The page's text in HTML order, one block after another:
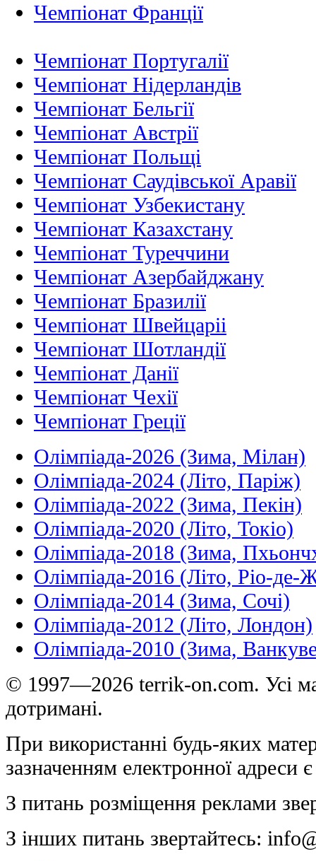
Чемпіонат Франції
Чемпіонат Португалії
Чемпіонат Нідерландiв
Чемпіонат Бельгії
Чемпіонат Австрії
Чемпіонат Польщі
Чемпіонат Саудівської Аравії
Чемпіонат Узбекистану
Чемпіонат Казахстану
Чемпіонат Туреччини
Чемпіонат Азербайджану
Чемпіонат Бразилії
Чемпіонат Швейцаріі
Чемпіонат Шотландії
Чемпіонат Данії
Чемпіонат Чехії
Чемпіонат Греції
Олімпіада-2026 (Зима, Мілан)
Олімпіада-2024 (Літо, Паріж)
Олімпіада-2022 (Зима, Пекін)
Олімпіада-2020 (Літо, Токіо)
Олімпіада-2018 (Зима,
Олімпіада-2016 (Літо, Ріо-де-
Олімпіада-2014 (Зима, Сочі)
Олімпіада-2012 (Літо, Лондон)
Олімпіада-2010 (Зима,
© 1997—2026 terrik-on.com. Усі
дотримані.
При використанні будь-яких
зазначенням електронної адреси
З питань розміщення реклами
З інших питань звертайтесь: